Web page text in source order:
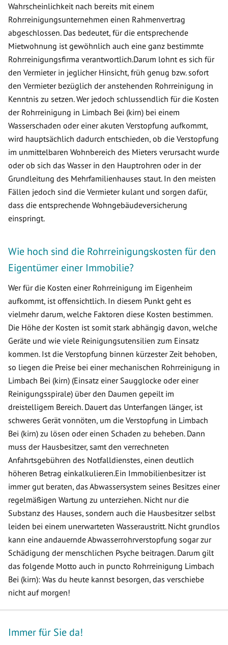
Wahrscheinlichkeit nach bereits mit einem
Rohrreinigungsunternehmen einen Rahmenvertrag
abgeschlossen. Das bedeutet, für die entsprechende
Mietwohnung ist gewöhnlich auch eine ganz bestimmte
Rohrreinigungsfirma verantwortlich.Darum lohnt es sich für
den Vermieter in jeglicher Hinsicht, früh genug bzw. sofort
den Vermieter bezüglich der anstehenden Rohrreinigung in
Kenntnis zu setzen. Wer jedoch schlussendlich für die Kosten
der Rohrreinigung in Limbach Bei (kirn) bei einem
Wasserschaden oder einer akuten Verstopfung aufkommt,
wird hauptsächlich dadurch entschieden, ob die Verstopfung
im unmittelbaren Wohnbereich des Mieters verursacht wurde
oder ob sich das Wasser in den Hauptrohren oder in der
Grundleitung des Mehrfamilienhauses staut. In den meisten
Fällen jedoch sind die Vermieter kulant und sorgen dafür,
dass die entsprechende Wohngebäudeversicherung
einspringt.
Wie hoch sind die Rohrreinigungskosten für den
Eigentümer einer Immobilie?
Wer für die Kosten einer Rohrreinigung im Eigenheim
aufkommt, ist offensichtlich. In diesem Punkt geht es
vielmehr darum, welche Faktoren diese Kosten bestimmen.
Die Höhe der Kosten ist somit stark abhängig davon, welche
Geräte und wie viele Reinigungsutensilien zum Einsatz
kommen. Ist die Verstopfung binnen kürzester Zeit behoben,
so liegen die Preise bei einer mechanischen Rohrreinigung in
Limbach Bei (kirn) (Einsatz einer Saugglocke oder einer
Reinigungsspirale) über den Daumen gepeilt im
dreistelligem Bereich. Dauert das Unterfangen länger, ist
schweres Gerät vonnöten, um die Verstopfung in Limbach
Bei (kirn) zu lösen oder einen Schaden zu beheben. Dann
muss der Hausbesitzer, samt den verrechneten
Anfahrtsgebühren des Notfalldienstes, einen deutlich
höheren Betrag einkalkulieren.Ein Immobilienbesitzer ist
immer gut beraten, das Abwassersystem seines Besitzes einer
regelmäßigen Wartung zu unterziehen. Nicht nur die
Substanz des Hauses, sondern auch die Hausbesitzer selbst
leiden bei einem unerwarteten Wasseraustritt. Nicht grundlos
kann eine andauernde Abwasserrohrverstopfung sogar zur
Schädigung der menschlichen Psyche beitragen. Darum gilt
das folgende Motto auch in puncto Rohrreinigung Limbach
Bei (kirn): Was du heute kannst besorgen, das verschiebe
nicht auf morgen!
Immer für Sie da!